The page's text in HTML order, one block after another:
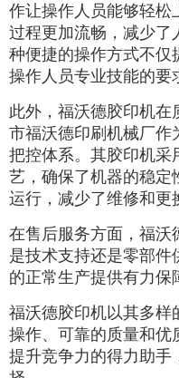
作让操作人员能够轻松
过程更加流畅，减少了
种便捷的操作方式不仅
操作人员专业技能的要
此外，福沃德胶印机
市福沃德印刷机械厂作
把控体系。其胶印机采
艺，确保了机器的稳定
运行，减少了维修和更
在售后服务方面，福沃
是技术支持还是零部件
的正常生产提供有力保
福沃德胶印机以其多样
操作、可靠的质量和优
提升竞争力的得力助手